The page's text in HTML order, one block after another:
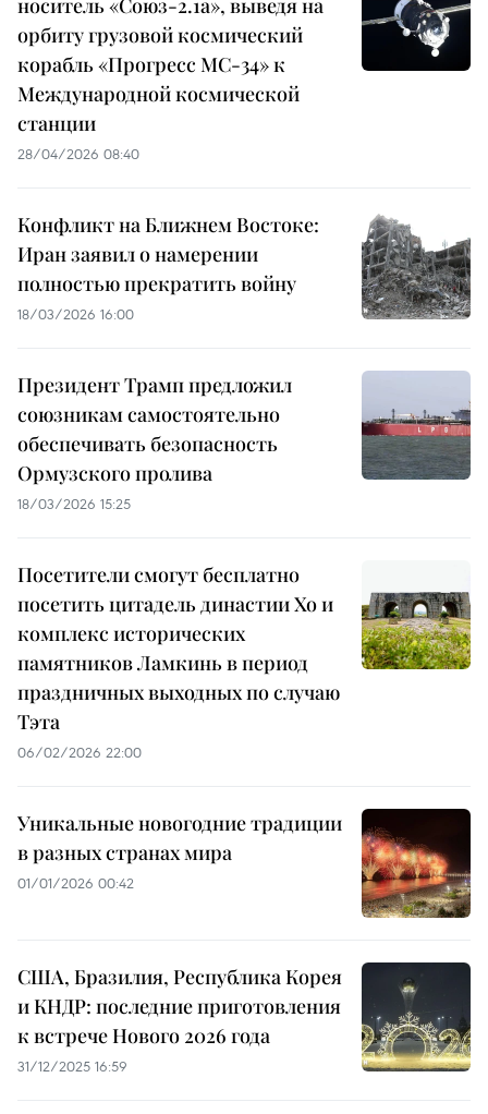
орбиту грузовой космический
корабль «Прогресс МС-34» к
Международной космической
станции
28/04/2026 08:40
Конфликт на Ближнем Востоке:
Иран заявил о намерении
полностью прекратить войну
18/03/2026 16:00
Президент Трамп предложил
союзникам самостоятельно
обеспечивать безопасность
Ормузского пролива
18/03/2026 15:25
Посетители смогут бесплатно
посетить цитадель династии Хо и
комплекс исторических
памятников Ламкинь в период
праздничных выходных по случаю
Тэта
06/02/2026 22:00
Уникальные новогодние традиции
в разных странах мира
01/01/2026 00:42
США, Бразилия, Республика Корея
и КНДР: последние приготовления
к встрече Нового 2026 года
31/12/2025 16:59